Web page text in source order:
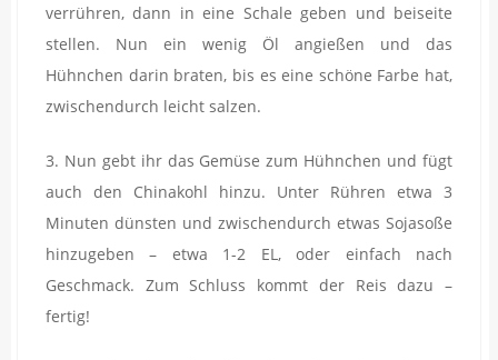
verrühren, dann in eine Schale geben und beiseite
stellen. Nun ein wenig Öl angießen und das
Hühnchen darin braten, bis es eine schöne Farbe hat,
zwischendurch leicht salzen.
3. Nun gebt ihr das Gemüse zum Hühnchen und fügt
auch den Chinakohl hinzu. Unter Rühren etwa 3
Minuten dünsten und zwischendurch etwas Sojasoße
hinzugeben – etwa 1-2 EL, oder einfach nach
Geschmack. Zum Schluss kommt der Reis dazu –
fertig!